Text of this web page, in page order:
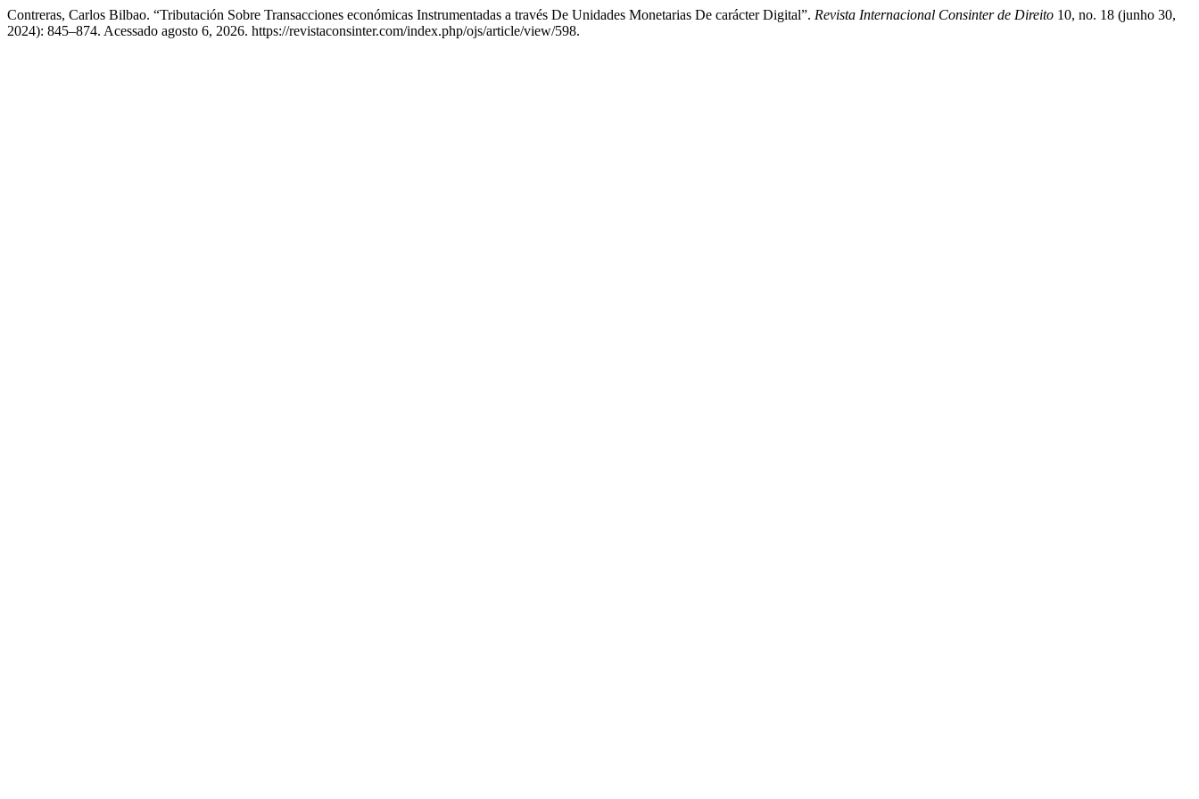
Contreras, Carlos Bilbao. “Tributación Sobre Transacciones económicas Instrumentadas a través De Unidades Monetarias De carácter Digital”. Revista Internacional Consinter de Direito 10, no. 18 (junho 30,
2024): 845–874. Acessado agosto 6, 2026. https://revistaconsinter.com/index.php/ojs/article/view/598.